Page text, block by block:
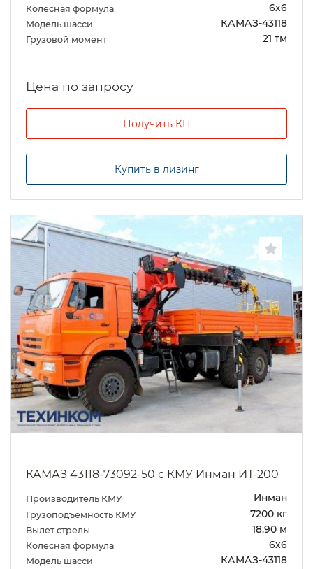
Колесная формула 6х6
Модель шасси КАМАЗ-43118
Грузовой момент 21 тм
Цена по запросу
Получить КП
Купить в лизинг
КАМАЗ 43118-73092-50 с КМУ Инман ИТ-200
Производитель КМУ Инман
Грузоподъемность КМУ 7200 кг
Вылет стрелы 18.90 м
Колесная формула 6х6
Модель шасси КАМАЗ-43118